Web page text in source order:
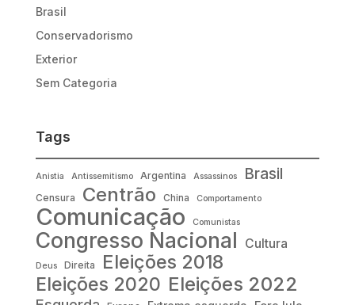
Brasil
Conservadorismo
Exterior
Sem Categoria
Tags
Anistia Antissemitismo Argentina Assassinos Brasil
Censura Centrão China Comportamento
Comunicação Comunistas
Congresso Nacional Cultura
Deus Direita Eleições 2018
Eleições 2020 Eleições 2022